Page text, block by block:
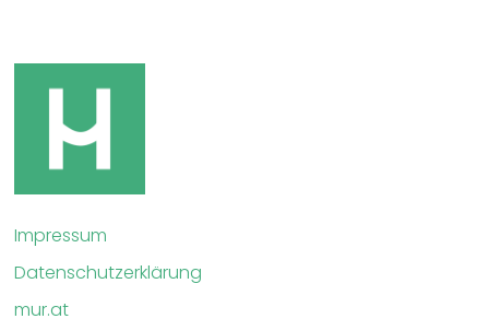
Impressum
Datenschutzerklärung
mur.at